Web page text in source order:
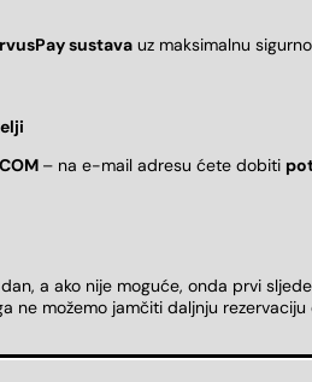
sustava uz maksimalnu
– na e-mail adresu ćete dobiti
a ako nije moguće, onda prvi
ne možemo jamčiti daljnju